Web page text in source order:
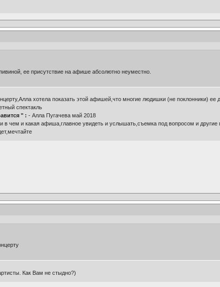
ее присутствие на афише абсолютно неуместно.
хотела показать этой афишей,что многие людишки (не поклонники)
спектакль
" : - Алла Пугачева май 2018
и в чем и какая афиша,главное увидеть и услышать,съемка под вопросом и
Как Вам не стыдно?)